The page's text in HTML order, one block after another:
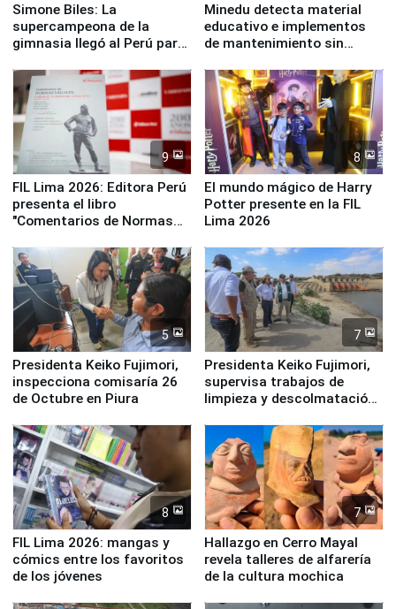
Simone Biles: La
supercampeona de la
gimnasia llegó al Perú para
Panamericanos Lima 2027
Minedu detecta material
educativo e implementos
de mantenimiento sin
la UGEL 2
9
FIL Lima 2026: Editora Perú
presenta el libro
"Comentarios de Normas
Derecho Colectivo"
8
El mundo mágico de Harry
Potter presente en la FIL
Lima 2026
5
Presidenta Keiko Fujimori,
inspecciona comisaría 26
de Octubre en Piura
7
Presidenta Keiko Fujimori,
supervisa trabajos de
limpieza y descolmatación
8
FIL Lima 2026: mangas y
cómics entre los favoritos
de los jóvenes
7
Hallazgo en Cerro Mayal
revela talleres de alfarería
de la cultura mochica